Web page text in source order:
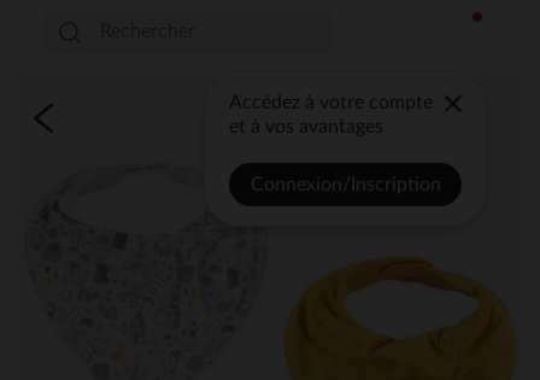
Accédez à votre compte
et à vos avantages
Connexion/Inscription